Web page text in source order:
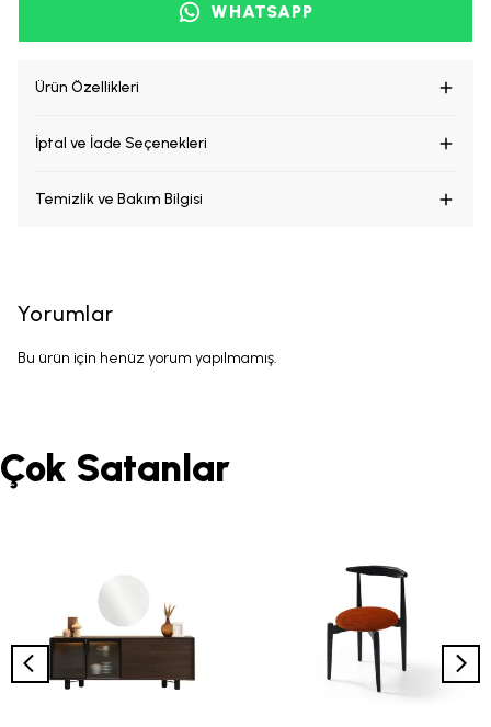
WHATSAPP
Ürün Özellikleri
İptal ve İade Seçenekleri
Temizlik ve Bakım Bilgisi
Yorumlar
Bu ürün için henüz yorum yapılmamış.
Çok Satanlar